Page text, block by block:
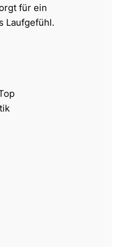
für ein
Laufgefühl.